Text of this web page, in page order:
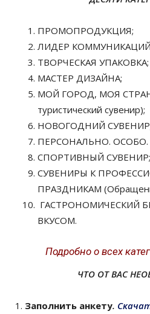
ПРОМОПРОДУКЦИЯ;
ЛИДЕР
ТВОРЧЕСКАЯ УПАКОВКА;
МАСТЕР ДИЗАЙНА;
МОЙ ГОРОД, МОЯ
туристический сувенир);
НОВОГОДНИЙ
ПЕРСОНАЛЬНО.
СПОРТИВНЫЙ СУВЕНИР;
СУВЕНИРЫ К
ПРАЗДНИКАМ
ГАСТРОНОМИЧЕСКИЙ
ВКУСОМ.
Подробно о всех
ЧТО ОТ ВАС
Заполнить анкету.